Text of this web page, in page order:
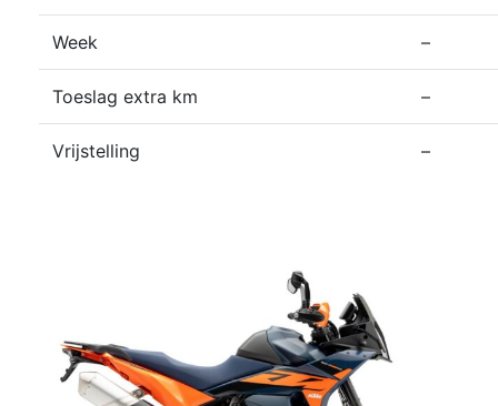
Week –
Toeslag extra km –
Vrijstelling –